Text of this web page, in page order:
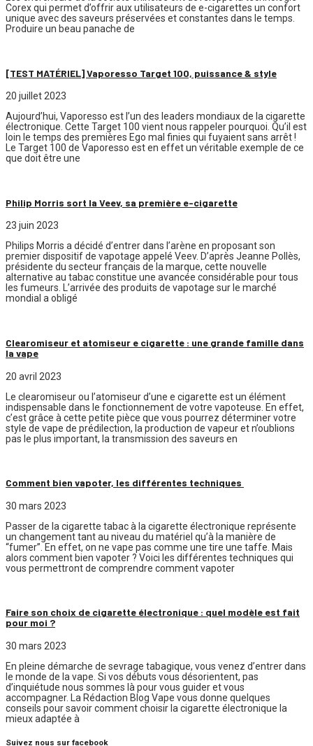
Corex qui permet d’offrir aux utilisateurs de e-cigarettes un confort
unique avec des saveurs préservées et constantes dans le temps.
Produire un beau panache de
[TEST MATÉRIEL] Vaporesso Target 100, puissance & style
20 juillet 2023
Aujourd’hui, Vaporesso est l’un des leaders mondiaux de la cigarette
électronique. Cette Target 100 vient nous rappeler pourquoi. Qu’il est
loin le temps des premières Ego mal finies qui fuyaient sans arrêt !
Le Target 100 de Vaporesso est en effet un véritable exemple de ce
que doit être une
Philip Morris sort la Veev, sa première e-cigarette
23 juin 2023
Philips Morris a décidé d’entrer dans l’arène en proposant son
premier dispositif de vapotage appelé Veev. D’après Jeanne Pollès,
présidente du secteur français de la marque, cette nouvelle
alternative au tabac constitue une avancée considérable pour tous
les fumeurs. L’arrivée des produits de vapotage sur le marché
mondial a obligé
Clearomiseur et atomiseur e cigarette : une grande famille dans
la vape
20 avril 2023
Le clearomiseur ou l’atomiseur d’une e cigarette est un élément
indispensable dans le fonctionnement de votre vapoteuse. En effet,
c’est grâce à cette petite pièce que vous pourrez déterminer votre
style de vape de prédilection, la production de vapeur et n’oublions
pas le plus important, la transmission des saveurs en
Comment bien vapoter, les différentes techniques
30 mars 2023
Passer de la cigarette tabac à la cigarette électronique représente
un changement tant au niveau du matériel qu’à la manière de
“fumer”. En effet, on ne vape pas comme une tire une taffe. Mais
alors comment bien vapoter ? Voici les différentes techniques qui
vous permettront de comprendre comment vapoter
Faire son choix de cigarette électronique : quel modèle est fait
pour moi ?
30 mars 2023
En pleine démarche de sevrage tabagique, vous venez d’entrer dans
le monde de la vape. Si vos débuts vous désorientent, pas
d’inquiétude nous sommes là pour vous guider et vous
accompagner. La Rédaction Blog Vape vous donne quelques
conseils pour savoir comment choisir la cigarette électronique la
mieux adaptée à
Suivez nous sur facebook